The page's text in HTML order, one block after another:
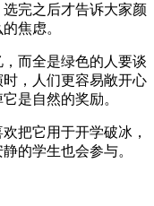
完之后才告诉大家颜
焦虑。
而全是绿色的人要谈
，人们更容易敞开心
是自然的奖励。
把它用于开学破冰，
的学生也会参与。